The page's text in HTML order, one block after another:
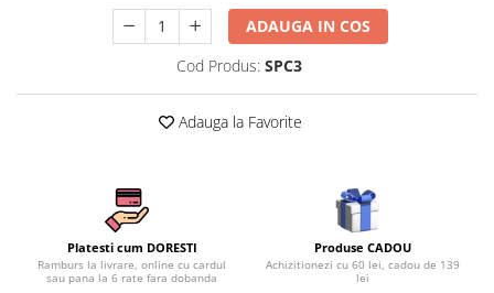
Set Lenjerie De Pat, 7 Piese, Cu
Pilota / Cuvertura Inclusa
Set Lenjerie De Pat Jacquard Regal,
11 Piese, Cuvertura Inclusa
Lenjerii Damasc Egiptean King Size
Lenjerii De Pat Damasc 1 Persoana
Lenjerii De Pat, Imprimeu 3D, 1
Persoana
ADAUGA IN COS
Cod Produs: SPC3
Adauga la Favorite
Platesti cum DORESTI
Ramburs la livrare, online cu cardul
sau pana la 6 rate fara dobanda
Produse CADOU
Achizitionezi cu 60 lei, cadou de 139
lei